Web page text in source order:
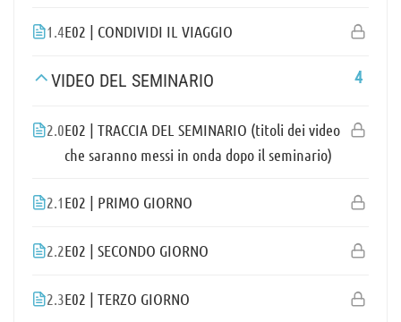
1.4E02 | CONDIVIDI IL VIAGGIO
VIDEO DEL SEMINARIO 4
2.0E02 | TRACCIA DEL SEMINARIO (titoli dei video
che saranno messi in onda dopo il seminario)
2.1E02 | PRIMO GIORNO
2.2E02 | SECONDO GIORNO
2.3E02 | TERZO GIORNO